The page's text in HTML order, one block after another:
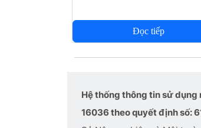
Đọc tiếp
Hệ thống thông tin sử dụng
16036 theo quyết định số: